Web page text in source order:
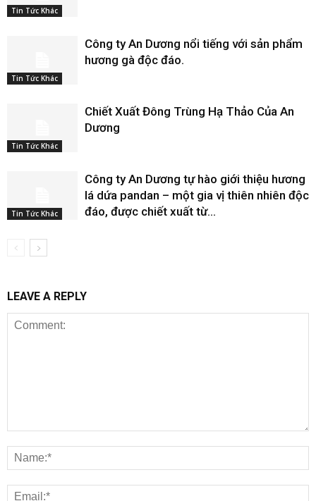
Tin Tức Khác
Tin Tức Khác
Công ty An Dương nổi tiếng với sản phẩm
hương gà độc đáo.
Tin Tức Khác
Chiết Xuất Đông Trùng Hạ Thảo Của An
Dương
Tin Tức Khác
Công ty An Dương tự hào giới thiệu hương
lá dứa pandan – một gia vị thiên nhiên độc
đáo, được chiết xuất từ...
LEAVE A REPLY